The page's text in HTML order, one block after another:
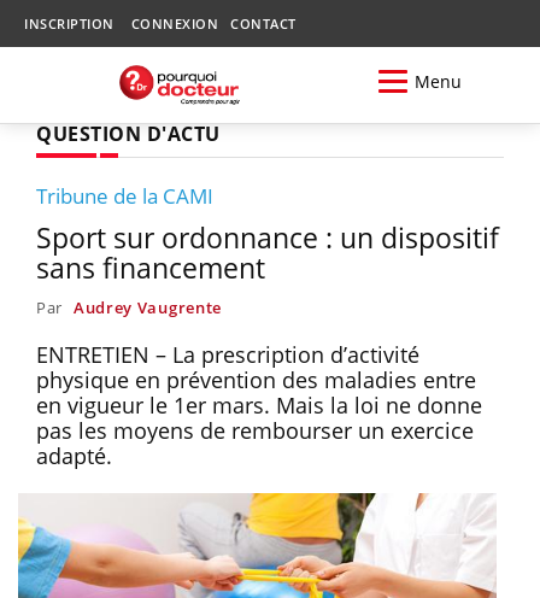
INSCRIPTION CONNEXION CONTACT
Menu
QUESTION D'ACTU
Tribune de la CAMI
Sport sur ordonnance : un dispositif
sans financement
Par Audrey Vaugrente
ENTRETIEN – La prescription d’activité
physique en prévention des maladies entre
en vigueur le 1er mars. Mais la loi ne donne
pas les moyens de rembourser un exercice
adapté.